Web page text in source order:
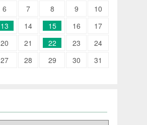
6 7 8 9
10
13 14 15 16
17
20 21 22 23
24
27 28 29 30
31